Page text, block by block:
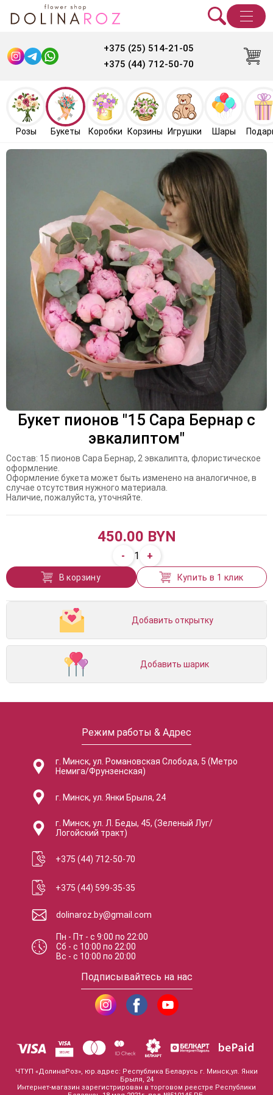
+375 (25) 514-21-05
+375 (44) 712-50-70
Розы Букеты Коробки Корзины Игрушки Шары
Букет пионов "15 Сара Бернар с
эвкалиптом"
Состав: 15 пионов Сара Бернар, 2 эвкалипта, флористическое
оформление.
Оформление букета может быть изменено на аналогичное, в
случае отсутствия нужного материала.
Наличие, пожалуйста, уточняйте.
450.00 BYN
- 1 +
В корзину Купить в 1 клик
Добавить открытку
Добавить шарик
Режим работы & Адрес
г. Минск, ул. Романовская Слобода, 5 (Метро
Немига/Фрунзенская)
г. Минск, ул. Янки Брыля, 24
г. Минск, ул. Л. Беды, 45, (Зеленый Луг/
Логойский тракт)
+375 (44) 712-50-70
+375 (44) 599-35-35
dolinaroz.by@gmail.com
Пн - Пт -с 9:00по 22:00
Сб -с 10:00по 22:00
Вс -с 10:00по 20:00
Подписывайтесь на нас
ЧТУП «ДолинаРоз», юр.адрес: Республика Беларусь г. Минск,ул. Янки
Брыля, 24
Интернет-магазин зарегистрирован в торговом реестре Республики